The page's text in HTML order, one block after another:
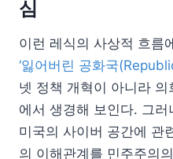
심
이런 레식의 사상적 흐름
‘잃어버린 공화국
넷 정책 개혁이 아니라
에서 생경해 보인다. 그
미국의 사이버 공간에 관
의 이해관계를 민주주의